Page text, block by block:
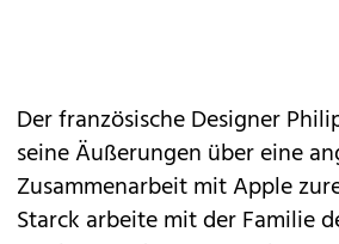
Der französische Designer
seine Äußerungen über eine
Zusammenarbeit mit Apple
Starck arbeite mit der Familie